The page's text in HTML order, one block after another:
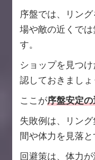
序盤では、リン
場や敵の近くで
す。
ショップを見つ
認しておきましょ
ここが序盤安定
失敗例は、リン
間や体力を見落と
回避策は、体力